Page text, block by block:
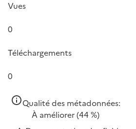
Vues
0
Téléchargements
0
Qualité des métadonnées:
À améliorer(44 %)